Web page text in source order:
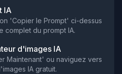
IA
'Copier le Prompt' ci-dessus
complet du prompt IA.
d'images IA
Maintenant' ou naviguez vers
IA gratuit.